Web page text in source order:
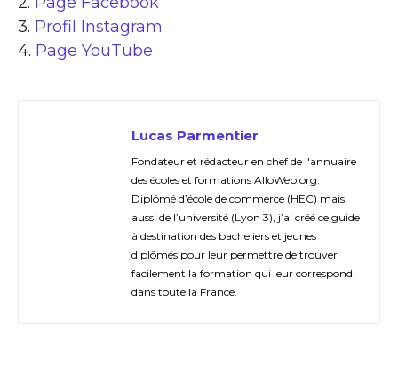
3. Profil Instagram
4. Page YouTube
Lucas Parmentier
Fondateur et rédacteur en chef de l'annuaire
des écoles et formations AlloWeb.org.
Diplômé d’école de commerce (HEC) mais
aussi de l’université (Lyon 3), j’ai créé ce guide
à destination des bacheliers et jeunes
diplômés pour leur permettre de trouver
facilement la formation qui leur correspond,
dans toute la France.